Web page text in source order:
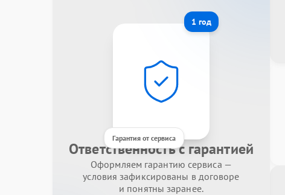
1 год
Гарантия от сервиса
Ответственность с гарантией
Оформляем гарантию сервиса —
условия зафиксированы в договоре
и понятны заранее.